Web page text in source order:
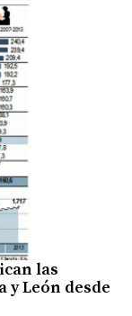
las
y León desde